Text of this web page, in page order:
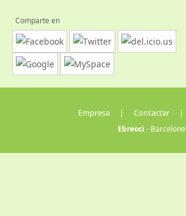
Comparte en
Empresa | Contactar |
Ebreoci -